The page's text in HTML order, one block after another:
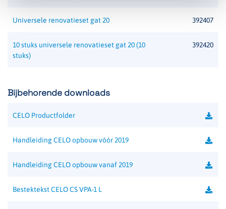
Universele renovatieset gat 20 392407
10 stuks universele renovatieset gat 20 (10
stuks)
392420
Bijbehorende downloads
CELO Productfolder
Handleiding CELO opbouw vóór 2019
Handleiding CELO opbouw vanaf 2019
Bestektekst CELO CS VPA-1 L